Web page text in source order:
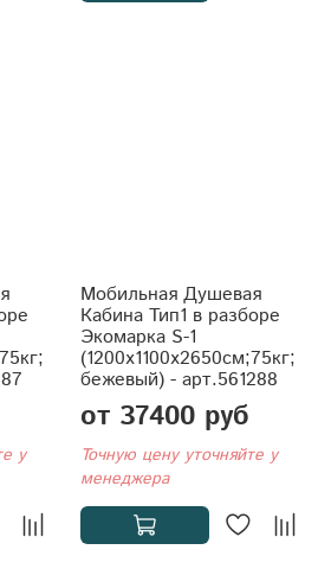
у
Мобильная Душевая
Кабина Тип1 в разборе
Экомарка S-1
(1200x1100x2650см;75кг;
бежевый) - арт.561288
от 37400 руб
Точную цену уточняйте у
менеджера